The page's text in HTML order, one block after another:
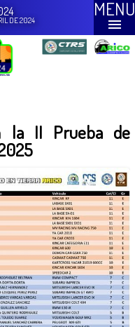
DE 2024
MENU
la II Prueba de